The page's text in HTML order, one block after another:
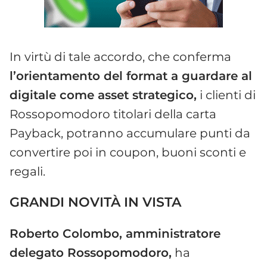
In virtù di tale accordo, che conferma
l’orientamento del format a guardare al
digitale come asset strategico, i clienti di
Rossopomodoro titolari della carta
Payback, potranno accumulare punti da
convertire poi in coupon, buoni sconti e
regali.
GRANDI NOVITÀ IN VISTA
Roberto Colombo, amministratore
delegato Rossopomodoro, ha